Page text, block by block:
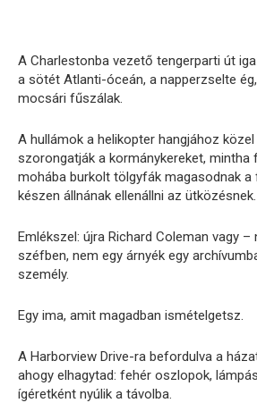
A Charlestonba vezető tengerparti út
a sötét Atlanti-óceán, a napperzselte
mocsári fűszálak.
A hullámok a helikopter hangjához
szorongatják a kormánykereket, mintha
mohába burkolt tölgyfák magasodnak
készen állnának ellenállni az ütközésnek.
Emlékszel: újra Richard Coleman vagy –
széfben, nem egy árnyék egy
személy.
Egy ima, amit magadban ismételgetsz.
A Harborview Drive-ra befordulva a
ahogy elhagytad: fehér oszlopok,
ígéretként nyúlik a távolba.